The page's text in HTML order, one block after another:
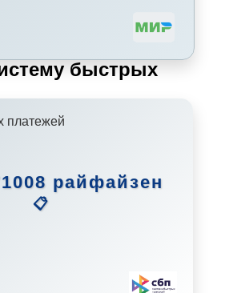
быстрых
платежей
райфайзен
📋